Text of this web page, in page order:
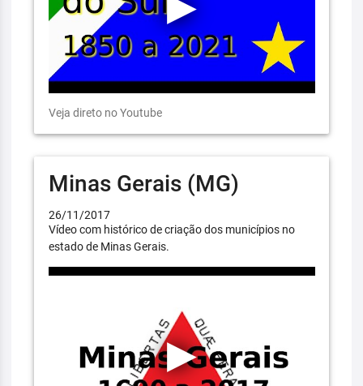
Veja direto no Youtube
Minas Gerais (MG)
26/11/2017
Vídeo com histórico de criação dos municípios no
estado de Minas Gerais.